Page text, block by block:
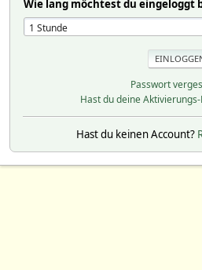
Wie lang möchtest du eingeloggt
Passwort
Hast du deine
Hast du keinen Account?